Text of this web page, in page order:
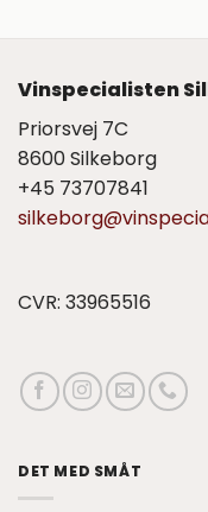
Vinspecialisten
Priorsvej 7C
8600 Silkeborg
+45 73707841
CVR: 33965516
DET MED SMÅT